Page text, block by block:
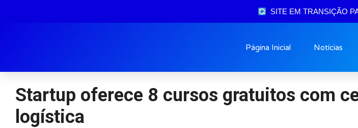
SITE EM TRANSIÇÃO
Página Inicial Notícias
Startup oferece 8 cursos gratuitos com
logística